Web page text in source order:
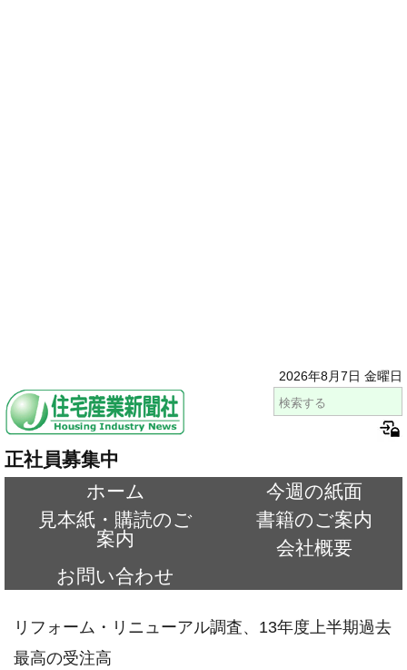
2026年8月7日 金曜日
正社員募集中
ホーム
今週の紙面
見本紙・購読のご
案内
書籍のご案内
会社概要
お問い合わせ
リフォーム・リニューアル調査、13年度上半期過去
最高の受注高